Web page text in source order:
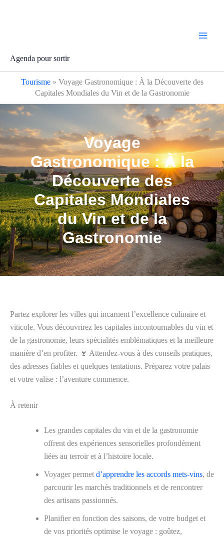
Agenda pour sortir
Tourisme» Voyage Gastronomique : À la Découverte des
Capitales Mondiales du Vin et de la Gastronomie
Voyage
Gastronomique : À la
Découverte des
Capitales Mondiales
du Vin et de la
Gastronomie
Partez explorer les villes qui incarnent l’excellence culinaire et
viticole. Vous découvrirez les capitales incontournables du vin et
de la gastronomie, leurs spécialités emblématiques et la meilleure
manière d’en profiter. 🍷 Attendez-vous à des conseils pratiques,
des adresses fiables et quelques tentations. Préparez votre palais
et votre valise : l’aventure commence.
À retenir
Les grandes capitales du vin et de la gastronomie
offrent des expériences sensorielles profondément
liées au terroir et à l’histoire locale.
Voyager permet d’apprendre les accords mets-vins, de
parcourir les marchés traditionnels et de rencontrer
des artisans passionnés.
Planifier en fonction des saisons, de votre budget et
de vos priorités optimise le voyage : goûtez,